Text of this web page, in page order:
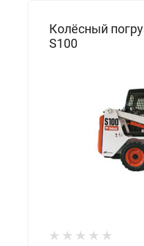
Колёсный
S100